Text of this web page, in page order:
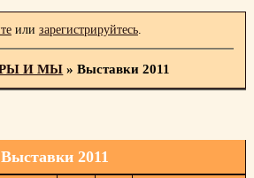
или зарегистрируйтесь.
И МЫ »Выставки 2011
Выставки 2011